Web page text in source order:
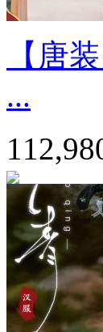
【唐
...